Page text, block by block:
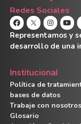
Redes Sociales
Representamos y
desarrollo de una
Institucional
Política de
bases de datos
Trabaje con nosotros
Glosario